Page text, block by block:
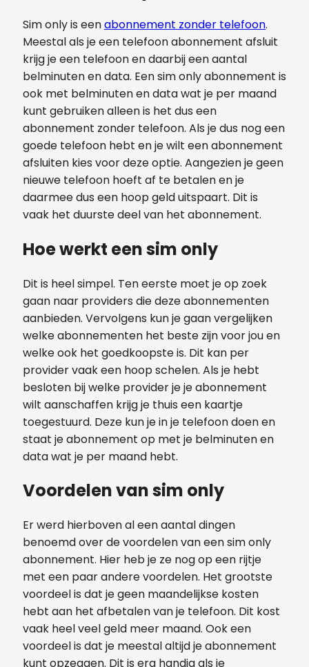
Sim only is eenabonnement zonder telefoon.
Meestal als je een telefoon abonnement afsluit
krijg je een telefoon en daarbij een aantal
belminuten en data. Een sim only abonnement is
ook met belminuten en data wat je per maand
kunt gebruiken alleen is het dus een
abonnement zonder telefoon. Als je dus nog een
goede telefoon hebt en je wilt een abonnement
afsluiten kies voor deze optie. Aangezien je geen
nieuwe telefoon hoeft af te betalen en je
daarmee dus een hoop geld uitspaart. Dit is
vaak het duurste deel van het abonnement.
Hoe werkt een sim only
Dit is heel simpel. Ten eerste moet je op zoek
gaan naar providers die deze abonnementen
aanbieden. Vervolgens kun je gaan vergelijken
welke abonnementen het beste zijn voor jou en
welke ook het goedkoopste is. Dit kan per
provider vaak een hoop schelen. Als je hebt
besloten bij welke provider je je abonnement
wilt aanschaffen krijg je thuis een kaartje
toegestuurd. Deze kun je in je telefoon doen en
staat je abonnement op met je belminuten en
data wat je per maand hebt.
Voordelen van sim only
Er werd hierboven al een aantal dingen
benoemd over de voordelen van een sim only
abonnement. Hier heb je ze nog op een rijtje
met een paar andere voordelen. Het grootste
voordeel is dat je geen maandelijkse kosten
hebt aan het afbetalen van je telefoon. Dit kost
vaak heel veel geld meer maand. Ook een
voordeel is dat je meestal altijd je abonnement
kunt opzeggen. Dit is erg handig als je